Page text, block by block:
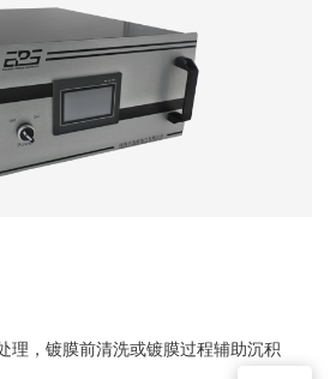
理，镀膜前清洗或镀膜过程辅助沉积